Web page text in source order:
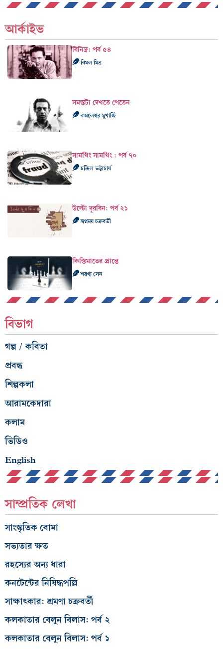
আর্কাইভ
বিনিদ্র: পর্ব ৫৪
বিমল মিত্র
সমস্তটা দেখতে পেতেন
কমলেশ্বর মুখার্জি
সামথিং সামথিং : পর্ব ৭০
চন্দ্রিল ভট্টাচার্য
উল্টো দূরবিন: পর্ব ২১
স্বপ্নময় চক্রবর্তী
কিস্তিমাতের প্রান্তে
শরণ্য সেন
বিভাগ
গল্প / কবিতা
প্রবন্ধ
শিল্পকলা
আরামকেদারা
কলাম
ভিডিও
English
সাম্প্রতিক লেখা
সাংস্কৃতিক বোমা
সভ্যতার ক্ষত
রহস্যের অন্য ধারা
কনটেন্টের নিষিদ্ধপল্লি
সাক্ষাৎকার: শ্রমণা চক্রবর্তী
কলকাতার বেলুন বিলাস: পর্ব ২
কলকাতার বেলুন বিলাস: পর্ব ১